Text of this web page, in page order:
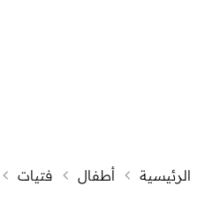
الرئيسية أطفال فتيات